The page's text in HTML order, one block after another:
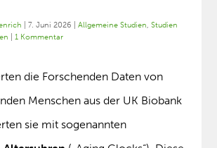
|7. Juni 2026 |Allgemeine Studien,Studien
|1 Kommentar
die Forschenden Daten von
Menschen aus der UK Biobank
sie mit sogenannten